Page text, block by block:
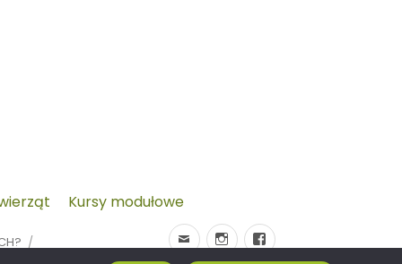
Kursy modułowe